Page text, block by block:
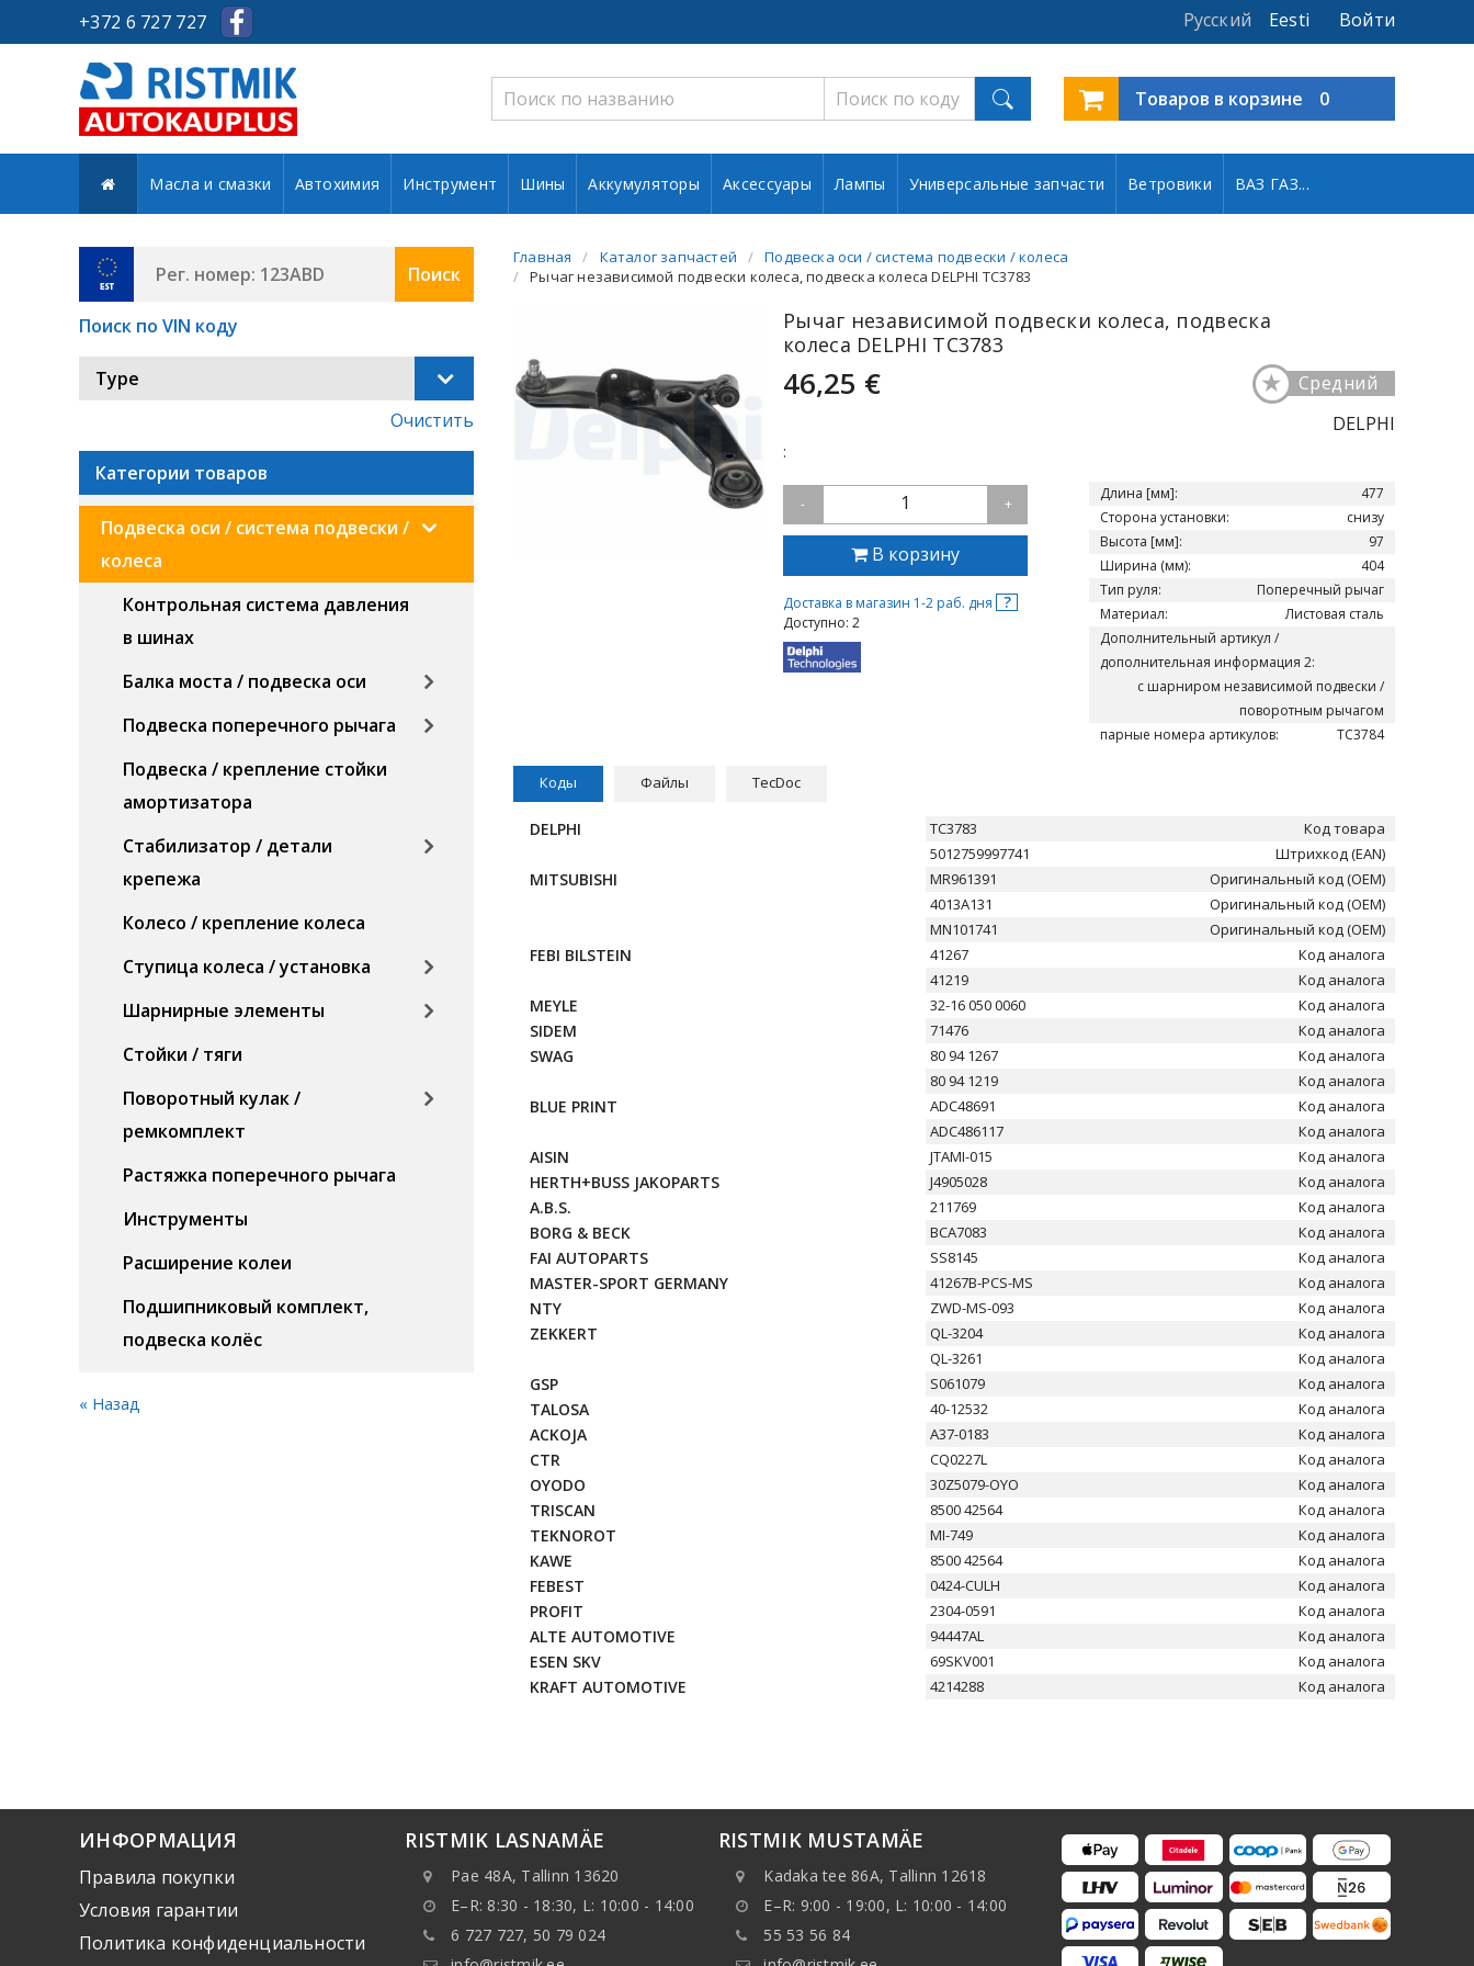
+372 6 727 727 Войти
Eesti
Русский
Товаров в корзине 0
Масла и смазки Автохимия Инструмент Шины Аккумуляторы Аксессуары Лампы Универсальные запчасти Ветровики ВАЗ ГАЗ...
Поиск
Поиск по VIN коду
Type
Очистить
Категории товаров
Подвеска оси / система подвески /
колеса
Контрольная система давления
в шинах
Балка моста / подвеска оси
Подвеска поперечного рычага
Подвеска / крепление стойки
амортизатора
Стабилизатор / детали
крепежа
Колесо / крепление колеса
Ступица колеса / установка
Шарнирные элементы
Стойки / тяги
Поворотный кулак /
ремкомплект
Растяжка поперечного рычага
Инструменты
Расширение колеи
Подшипниковый комплект,
подвеска колёс
« Назад
Главная Каталог запчастей
Подвеска оси / система подвески / колеса
Рычаг независимой подвески колеса, подвеска колеса DELPHI TC3783
Рычаг независимой подвески колеса, подвеска
колеса DELPHI TC3783
46,25 € Средний
★
DELPHI
:
- 1 +
В корзину
Доставка в магазин 1-2 раб. дня ?
Доступно: 2
Длина [мм]:
477
Сторона установки:
снизу
Высота [мм]:
97
Ширина (мм):
404
Тип руля:
Поперечный рычаг
Материал:
Листовая сталь
Дополнительный артикул /
дополнительная информация 2:
c шарниром независимой подвески /
поворотным рычагом
парные номера артикулов:
TC3784
Коды Файлы TecDoc
DELPHI TC3783
Код товара
5012759997741
Штрихкод (EAN)
MITSUBISHI MR961391
Оригинальный код (OEM)
4013A131
Оригинальный код (OEM)
MN101741
Оригинальный код (OEM)
FEBI BILSTEIN 41267
Код аналога
41219
Код аналога
MEYLE 32-16 050 0060 Код аналога
SIDEM 71476 Код аналога
SWAG 80 94 1267
Код аналога
80 94 1219
Код аналога
BLUE PRINT ADC48691
Код аналога
ADC486117
Код аналога
AISIN JTAMI-015 Код аналога
HERTH+BUSS JAKOPARTS J4905028 Код аналога
A.B.S. 211769 Код аналога
BORG & BECK BCA7083 Код аналога
FAI AUTOPARTS SS8145 Код аналога
MASTER-SPORT GERMANY 41267B-PCS-MS Код аналога
NTY ZWD-MS-093 Код аналога
ZEKKERT QL-3204
Код аналога
QL-3261
Код аналога
GSP S061079 Код аналога
TALOSA 40-12532 Код аналога
ACKOJA A37-0183 Код аналога
CTR CQ0227L Код аналога
OYODO 30Z5079-OYO Код аналога
TRISCAN 8500 42564 Код аналога
TEKNOROT MI-749 Код аналога
KAWE 8500 42564 Код аналога
FEBEST 0424-CULH Код аналога
PROFIT 2304-0591 Код аналога
ALTE AUTOMOTIVE 94447AL Код аналога
ESEN SKV 69SKV001 Код аналога
KRAFT AUTOMOTIVE 4214288 Код аналога
ИНФОРМАЦИЯ
Правила покупки
Условия гарантии
Политика конфиденциальности
RISTMIK LASNAMÄE
Pae 48A, Tallinn 13620
E–R: 8:30 - 18:30, L: 10:00 - 14:00
6 727 727, 50 79 024
RISTMIK MUSTAMÄE
Kadaka tee 86A, Tallinn 12618
E–R: 9:00 - 19:00, L: 10:00 - 14:00
55 53 56 84